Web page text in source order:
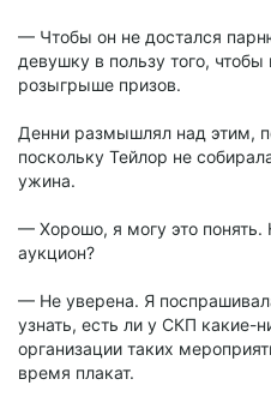
— Чтобы он не достался
девушку в пользу того, чтобы
розыгрыше призов.
Денни размышлял над этим,
поскольку Тейлор не
ужина.
— Хорошо, я могу это понять.
аукцион?
— Не уверена. Я
узнать, есть ли у СКП какие-
организации таких
время плакат.